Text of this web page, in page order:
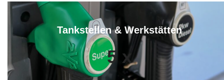
Tankstellen & Werkstätten
5 x